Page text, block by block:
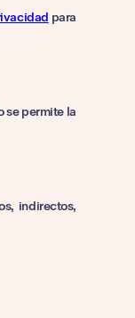
para
se permite la
indirectos,